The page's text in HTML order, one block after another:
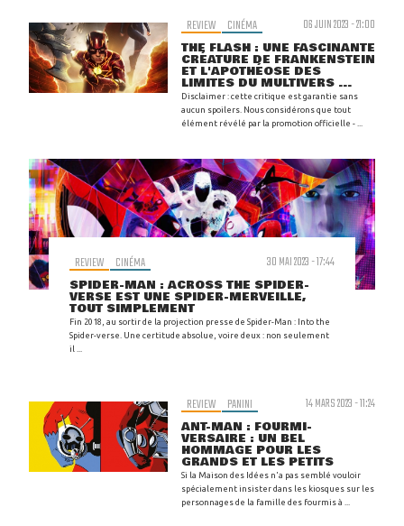
REVIEW CINÉMA 06 JUIN 2023 - 21:00
THE FLASH : UNE FASCINANTE
CRÉATURE DE FRANKENSTEIN
ET L'APOTHÉOSE DES
LIMITES DU MULTIVERS ...
Disclaimer : cette critique est garantie sans
aucun spoilers. Nous considérons que tout
élément révélé par la promotion officielle - ...
REVIEW CINÉMA 30 MAI 2023 - 17:44
SPIDER-MAN : ACROSS THE SPIDER-
VERSE EST UNE SPIDER-MERVEILLE,
TOUT SIMPLEMENT
Fin 2018, au sortir de la projection presse de Spider-Man : Into the
Spider-verse. Une certitude absolue, voire deux : non seulement
il ...
REVIEW PANINI 14 MARS 2023 - 11:24
ANT-MAN : FOURMI-
VERSAIRE : UN BEL
HOMMAGE POUR LES
GRANDS ET LES PETITS
Si la Maison des Idées n'a pas semblé vouloir
spécialement insister dans les kiosques sur les
personnages de la famille des fourmis à ...